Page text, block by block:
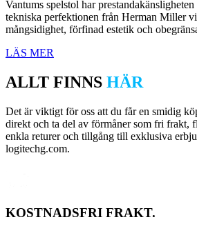
Vantums spelstol har
tekniska perfektionen från Herman Miller
mångsidighet, förfinad estetik och
LÄS MER
ALLT FINNS HÄR
Det är viktigt för oss att du får en smidig
direkt och ta del av förmåner som fri frakt,
enkla returer och tillgång till exklusiva
logitechg.com.
KOSTNADSFRI FRAKT.